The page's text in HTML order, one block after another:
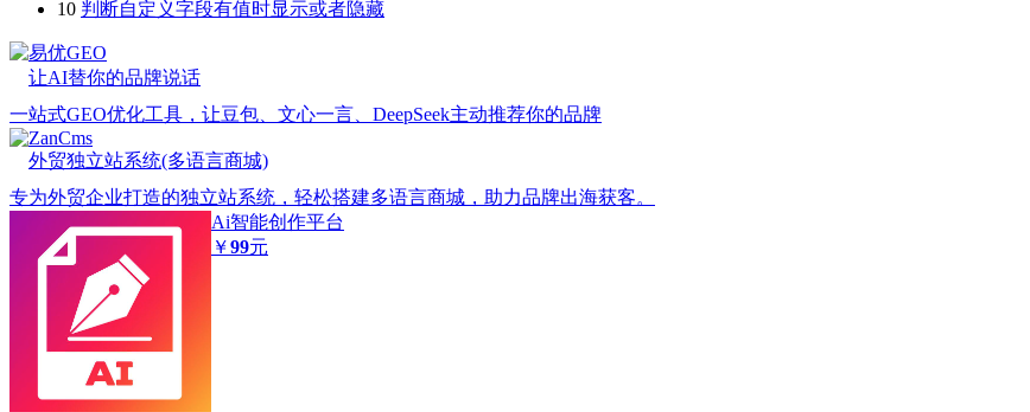
10 判断自定义字段有值时显示或者隐藏
易优GEO
让AI替你的品牌说话
一站式GEO优化工具，让豆包、文心一言、DeepSeek主动推荐你的品牌
ZanCms
外贸独立站系统(多语言商城)
专为外贸企业打造的独立站系统，轻松搭建多语言商城，助力品牌出海获客。
Ai智能创作平台
￥99元